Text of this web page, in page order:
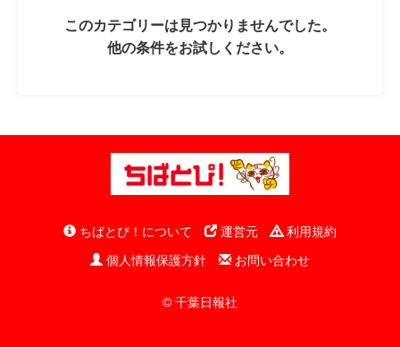
このカテゴリーは見つかりませんでした。
他の条件をお試しください。
ちばとぴ！について 運営元
利用規約
個人情報保護方針
お問い合わせ
© 千葉日報社